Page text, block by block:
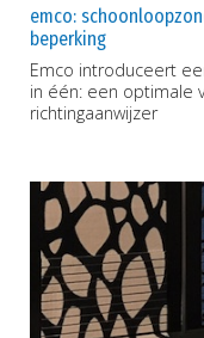
emco:
beperking
Emco introduceert
in één: een optimale
richtingaanwijzer